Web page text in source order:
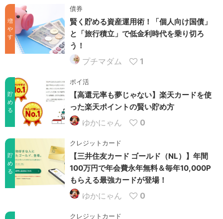
増
や
す
債券
賢く貯める資産運用術！「個人向け国債」
と「旅行積立」で低金利時代を乗り切ろ
う！
プチマダム 1
貯
め
る
ポイ活
【高還元率も夢じゃない】楽天カードを使
った楽天ポイントの賢い貯め方
ゆかにゃん 0
貯
め
る
クレジットカード
【三井住友カード ゴールド（NL）】年間
100万円で年会費永年無料＆毎年10,000P
もらえる最強カードが登場！
ゆかにゃん 0
クレジットカード